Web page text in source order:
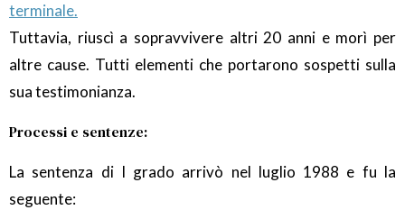
terminale.
Tuttavia, riuscì a sopravvivere altri 20 anni e morì per
altre cause. Tutti elementi che portarono sospetti sulla
sua testimonianza.
Processi e sentenze:
La sentenza di I grado arrivò nel luglio 1988 e fu la
seguente: